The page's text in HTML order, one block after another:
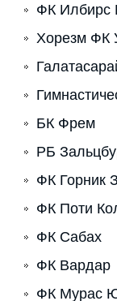
ФК Илбирс
Хорезм ФК
БК Фрем
РБ
ФК Горник
ФК Поти
ФК Сабах
ФК Вардар
ФК Мурас